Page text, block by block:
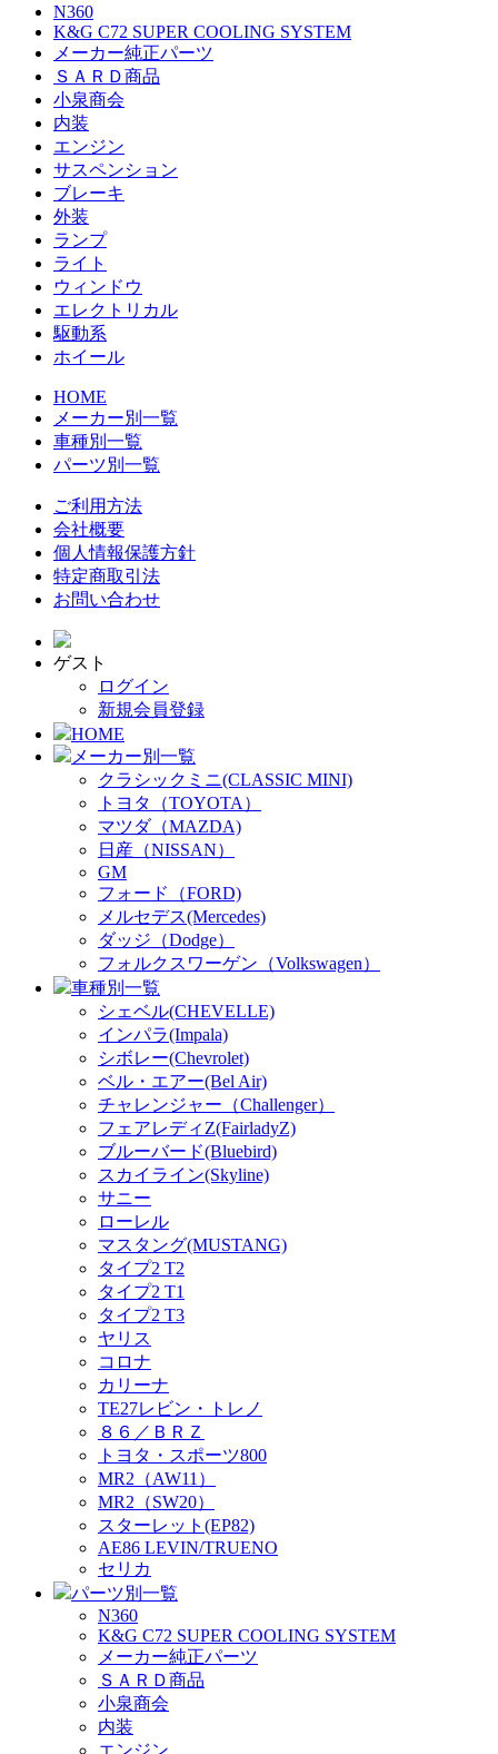
N360
K&G C72 SUPER COOLING SYSTEM
メーカー純正パーツ
ＳＡＲＤ商品
小泉商会
内装
エンジン
サスペンション
ブレーキ
外装
ランプ
ライト
ウィンドウ
エレクトリカル
駆動系
ホイール
HOME
メーカー別一覧
車種別一覧
パーツ別一覧
ご利用方法
会社概要
個人情報保護方針
特定商取引法
お問い合わせ
ゲスト
ログイン
新規会員登録
HOME
メーカー別一覧
クラシックミニ(CLASSIC MINI)
トヨタ（TOYOTA）
マツダ（MAZDA)
日産（NISSAN）
GM
フォード（FORD)
メルセデス(Mercedes)
ダッジ（Dodge）
フォルクスワーゲン（Volkswagen）
車種別一覧
シェベル(CHEVELLE)
インパラ(Impala)
シボレー(Chevrolet)
ベル・エアー(Bel Air)
チャレンジャー（Challenger）
フェアレディZ(FairladyZ)
ブルーバード(Bluebird)
スカイライン(Skyline)
サニー
ローレル
マスタング(MUSTANG)
タイプ2 T2
タイプ2 T1
タイプ2 T3
ヤリス
コロナ
カリーナ
TE27レビン・トレノ
８６／ＢＲＺ
トヨタ・スポーツ800
MR2（AW11）
MR2（SW20）
スターレット(EP82)
AE86 LEVIN/TRUENO
セリカ
パーツ別一覧
N360
K&G C72 SUPER COOLING SYSTEM
メーカー純正パーツ
ＳＡＲＤ商品
小泉商会
内装
エンジン